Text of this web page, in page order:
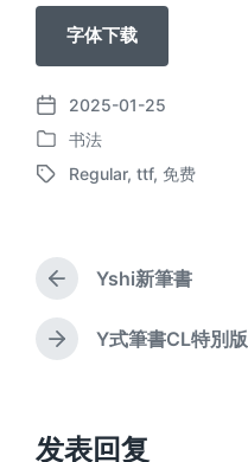
字体下载
发
布
日
2025-01-25
发
布
书法
标
Regular, ttf, 免费
上
篇
文
章
Yshi新筆書
下
：
Y式筆書CL特別版
发表回复